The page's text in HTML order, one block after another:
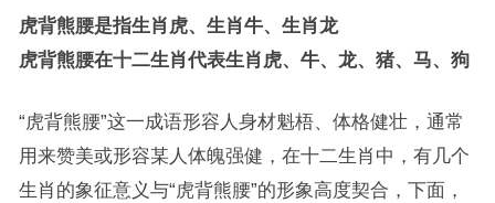
虎背熊腰是指生肖虎、生肖牛、生肖龙
虎背熊腰在十二生肖代表生肖虎、牛、龙、猪、马、狗
“虎背熊腰”这一成语形容人身材魁梧、体格健壮，通常
用来赞美或形容某人体魄强健，在十二生肖中，有几个
生肖的象征意义与“虎背熊腰”的形象高度契合，下面，